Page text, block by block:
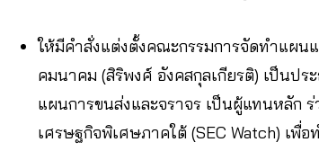
ให้มีคำสั่งแต่งตั้งคณะกรรมการจัดทำแผน
คมนาคม (สิริพงศ์ อังคสกุลเกียรติ) เป็นป
แผนการขนส่งและจราจร เป็นผู้แทนหลัก
เศรษฐกิจพิเศษภาคใต้ (SEC Watch) เพื่